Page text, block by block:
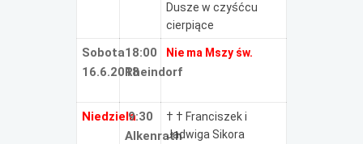
Dusze w czyśćcu
cierpiące
Sobota
16.6.2018
18:00
Rheindorf
Nie ma Mszy św.
Niedziela9:30
Alkenrath
† † Franciszek i
Jadwiga Sikora